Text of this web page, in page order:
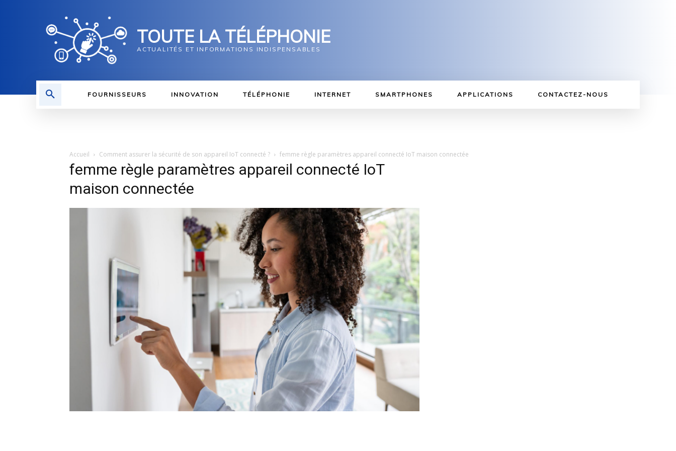
TOUTE LA TÉLÉPHONIE
ACTUALITÉS ET INFORMATIONS INDISPENSABLES
FOURNISSEURS INNOVATION TÉLÉPHONIE INTERNET SMARTPHONES APPLICATIONS CONTACTEZ-NOUS
Accueil Comment assurer la sécurité de son appareil IoT connecté ? femme règle paramètres appareil connecté IoT maison connectée
femme règle paramètres appareil connecté IoT
maison connectée